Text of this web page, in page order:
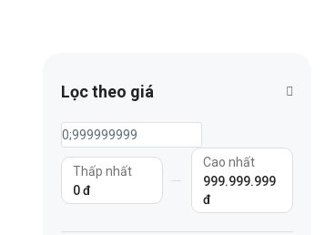
Lọc theo giá
Thấp nhất
0 đ
Cao nhất
999.999.999
đ